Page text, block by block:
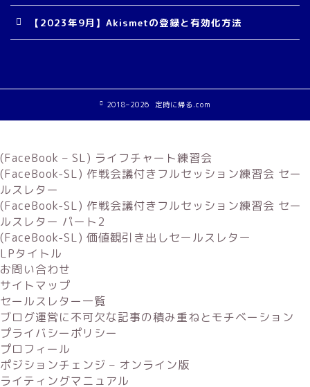
【2023年9月】Akismetの登録と有効化方法
2018–2026 定時に帰る.com
(FaceBook – SL) ライフチャート練習会
(FaceBook-SL) 作戦会議付きフルセッション練習会 セー
ルスレター
(FaceBook-SL) 作戦会議付きフルセッション練習会 セー
ルスレター パート2
(FaceBook-SL) 価値観引き出しセールスレター
LPタイトル
お問い合わせ
サイトマップ
セールスレター一覧
ブログ運営に不可欠な記事の積み重ねとモチベーション
プライバシーポリシー
プロフィール
ポジションチェンジ – オンライン版
ライティングマニュアル